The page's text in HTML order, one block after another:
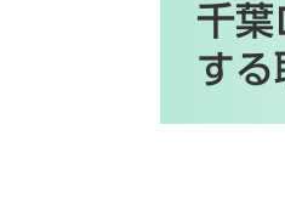
千葉
する